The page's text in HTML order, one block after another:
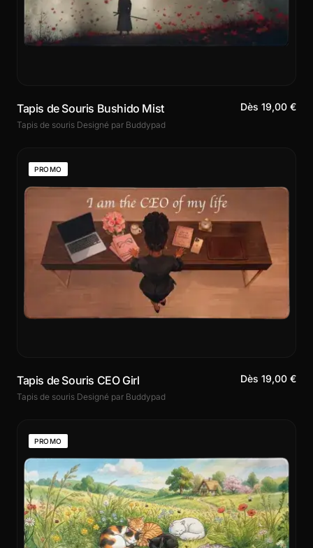
Tapis de Souris Bushido Mist
Tapis de souris Designé par Buddypad
Dès 19,00 €
PROMO
Tapis de Souris CEO Girl
Tapis de souris Designé par Buddypad
Dès 19,00 €
PROMO